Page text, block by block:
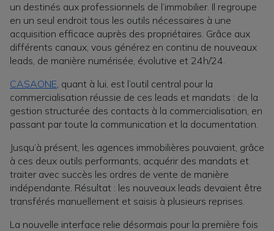
un destinés aux professionnels de l’immobilier. Il regroupe
en un seul endroit tous les outils nécessaires à une
acquisition efficace auprès des propriétaires. Grâce aux
différents canaux, vous générez en continu de nouveaux
leads, de manière numérisée, évolutive et 24h/24.
CASAONE, quant à lui, est l’outil central pour la
commercialisation réussie de ces leads et mandats : de la
gestion structurée des contacts à la commercialisation, en
passant par toute la communication et la documentation.
Jusqu’à présent, les agences immobilières pouvaient, grâce
à ces deux outils performants, acquérir des mandats et
traiter avec succès les ordres de vente de manière
indépendante. Résultat : les nouveaux leads devaient être
transférés manuellement et saisis à plusieurs reprises.
La nouvelle interface relie désormais pour la première fois